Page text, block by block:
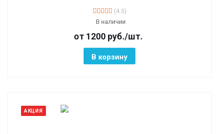
(4.5)
В наличии
от 1200 руб./шт.
В корзину
АКЦИЯ